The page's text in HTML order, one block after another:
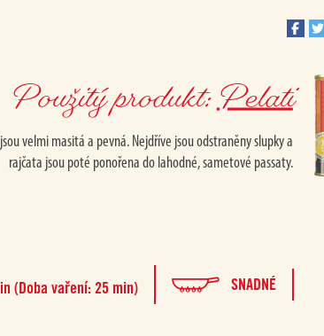
Použitý produkt:Pelati
velmi masitá a pevná. Nejdříve jsou odstraněny slupky a
rajčata jsou poté ponořena do lahodné, sametové passaty.
(Doba vaření: 25 min) SNADNÉ